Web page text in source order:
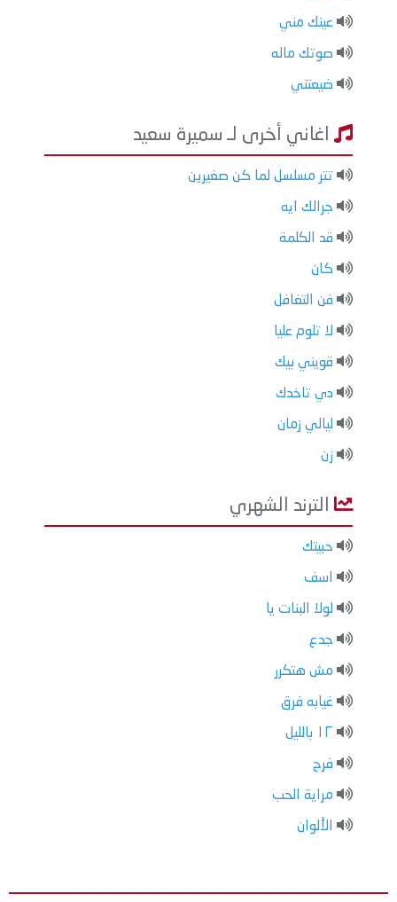
عينك مني
صوتك ماله
ضيعتني
اغاني أخرى لـ سميرة سعيد
تتر مسلسل لما كن صغيرين
جرالك ايه
قد الكلمة
كان
فن التغافل
لا تلوم عليا
قويني بيك
دي تاخدك
ليالي زمان
زن
الترند الشهري
حبيتك
اسف
لولا البنات يا
جدع
مش هتكرر
غيابه فرق
١٢ بالليل
فرح
مراية الحب
الألوان